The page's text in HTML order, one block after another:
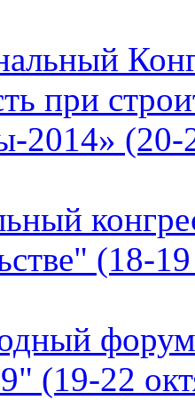
при
2014» (20-
(18-
форум
(19-22